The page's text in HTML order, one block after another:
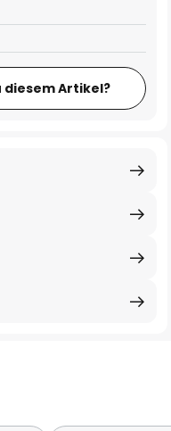
diesem Artikel?